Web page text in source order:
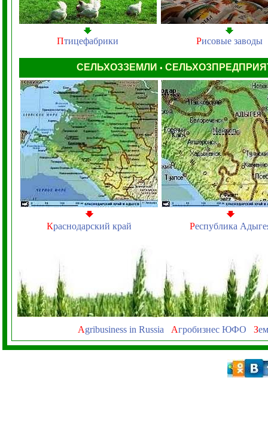
Птицефабрики Рисовые заводы
СЕЛЬХОЗЗЕМЛИ •
Краснодарский край Республика
Agribusiness in Russia Агробизнес ЮФО З